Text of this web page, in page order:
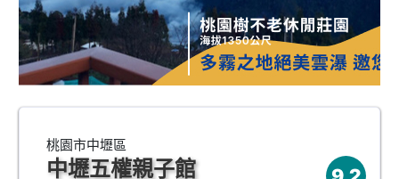
桃園市中壢區
中壢五權親子館